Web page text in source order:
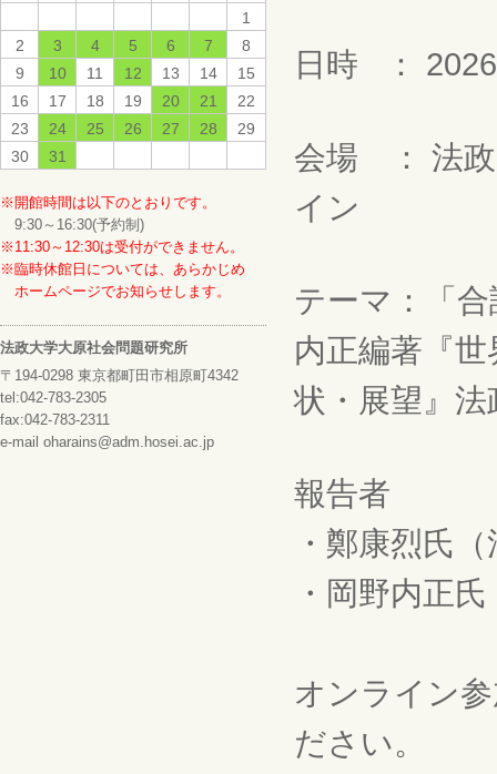
1
2
3 4 5 6 7
8
9
10 11 12 13 14
15
16
17 18 19 20 21
22
23
24 25 26 27 28
29
30
31
※開館時間は以下のとおりです。
9:30～16:30(予約制)
※11:30～12:30は受付ができません。
※臨時休館日については、あらかじめ
ホームページでお知らせします。
法政大学大原社会問題研究所
〒194-0298 東京都町田市相原町4342
tel:042-783-2305
fax:042-783-2311
e-mail oharains@adm.hosei.ac.jp
日時 ：
会場 ： 法政
イン
テーマ：「
内正編著『
状・展望』
報告者
・鄭康烈氏
・岡野内正
オンライン
ださい。